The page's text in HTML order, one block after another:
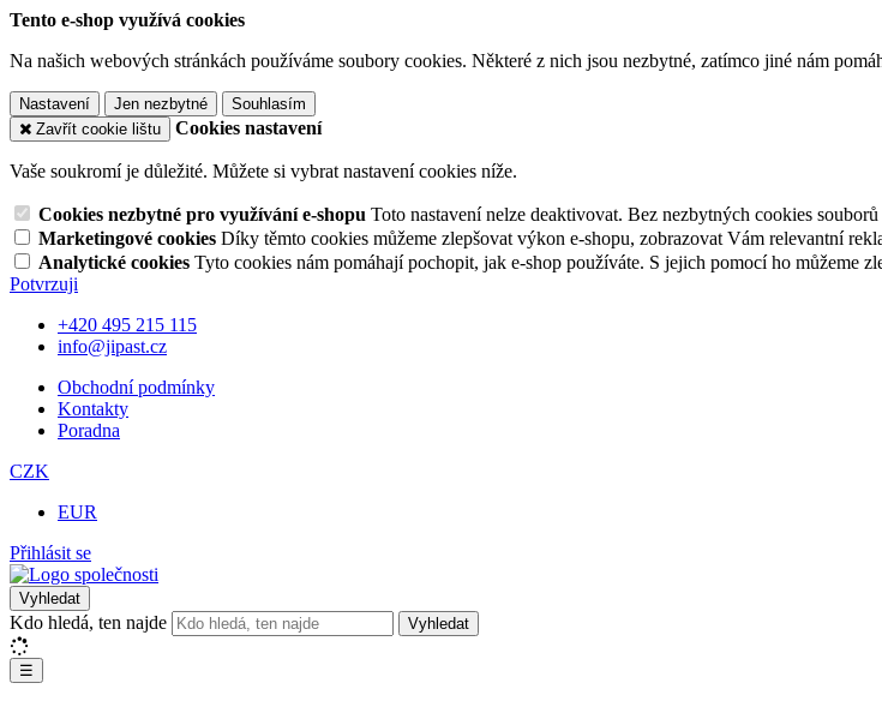
Tento e-shop využívá cookies
Na našich webových stránkách používáme soubory cookies. Některé z nich jsou nezbytné, zatímco jiné nám
Nastavení Jen nezbytné
Souhlasím
Zavřít cookie lištu
Cookies nastavení
Vaše soukromí je důležité. Můžete si vybrat nastavení cookies níže.
Cookies nezbytné pro využívání e-shopu Toto nastavení nelze deaktivovat. Bez nezbytných cookies
Marketingové cookies Díky těmto cookies můžeme zlepšovat výkon e-shopu, zobrazovat Vám relevantní
Analytické cookies Tyto cookies nám pomáhají pochopit, jak e-shop používáte. S jejich pomocí ho můžeme
Potvrzuji
+420 495 215 115
info@jipast.cz
Obchodní podmínky
Kontakty
Poradna
CZK
EUR
Přihlásit se
Vyhledat
Kdo hledá, ten najde Vyhledat
☰